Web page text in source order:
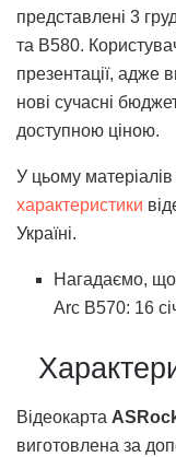
представлені 3
та B580.
презентації, адже
нові сучасні
доступною ціною.
У цьому матеріалів
характеристики
Україні.
Нагадаємо, що
Arc B570: 16
Відеокарта
виготовлена за